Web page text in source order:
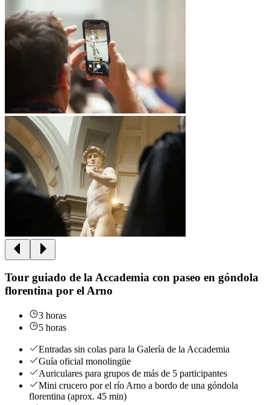
Tour guiado de la Accademia con paseo en góndola
florentina por el Arno
3 horas
5 horas
Entradas sin colas para la Galería de la Accademia
Guía oficial monolingüe
Auriculares para grupos de más de 5 participantes
Mini crucero por el río Arno a bordo de una góndola
florentina (aprox. 45 min)